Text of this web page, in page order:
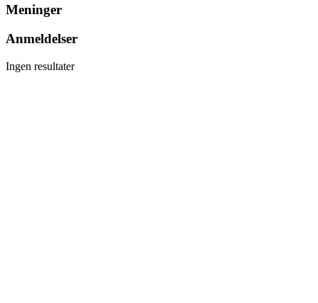
Meninger
Anmeldelser
Ingen resultater